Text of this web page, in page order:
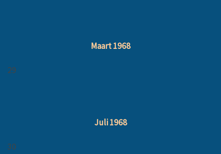
Maart 1968
29
Juli 1968
30